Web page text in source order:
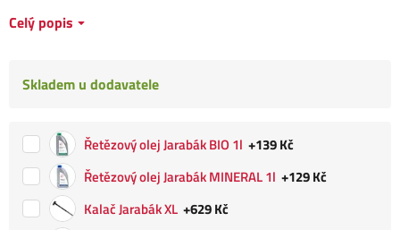
Celý popis
Skladem u dodavatele
Řetězový olej Jarabák BIO 1l +139 Kč
Řetězový olej Jarabák MINERAL 1l +129 Kč
Kalač Jarabák XL +629 Kč